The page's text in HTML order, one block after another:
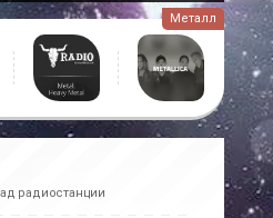
Металл
радиостанции